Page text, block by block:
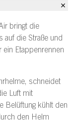
bringt die
auf die Straße und
Etappenrennen
schneidet
Luft mit
Belüftung kühlt den
den Helm